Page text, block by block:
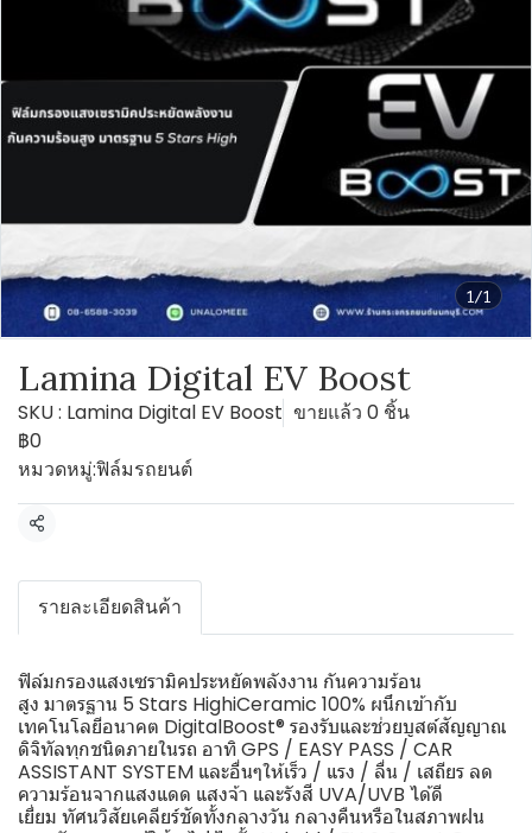
1/1
Lamina Digital EV Boost
SKU : Lamina Digital EV Boost ขายแล้ว 0 ชิ้น
฿0
หมวดหมู่:ฟิล์มรถยนต์
แชร์
รายละเอียดสินค้า
ฟิล์มกรองแสงเซรามิคประหยัดพลังงาน กันความร้อน
สูง มาตรฐาน 5 Stars HighiCeramic 100% ผนึกเข้ากับ
เทคโนโลยีอนาคต DigitalBoost® รองรับและช่วยบูสต์สัญญาณ
ดิจิทัลทุกชนิดภายในรถ อาทิ GPS / EASY PASS / CAR
ASSISTANT SYSTEM และอื่นๆให้เร็ว / แรง / ลื่น / เสถียร ลด
ความร้อนจากแสงแดด แสงจ้า และรังสี UVA/UVB ได้ดี
เยี่ยม ทัศนวิสัยเคลียร์ชัดทั้งกลางวัน กลางคืนหรือในสภาพฝน